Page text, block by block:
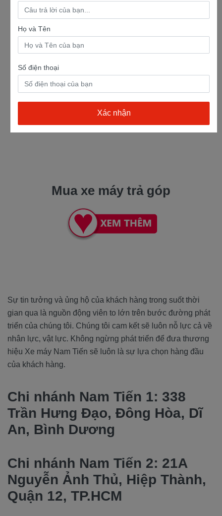
Mua xe máy trả góp
Sự tin tưởng và ủng hộ của khách hàng trong suốt thời
gian qua là nguồn động viên to lớn trên bước đường phát
triển của chúng tôi. Chúng tôi cam kết sẽ luôn nỗ lực cả về
nhân lực, vật lực. Không ngừng phát triển để đưa thương
hiệu Xe máy Nam Tiến sẽ luôn là sự lựa chọn hàng đầu
của khách hàng.
Chi nhánh Nam Tiến 1: 338
Trần Hưng Đạo, Đông Hòa, Dĩ
An, Bình Dương
Chi nhánh Nam Tiến 2: 21A
Nguyễn Ảnh Thủ, Hiệp Thành,
Quận 12, TP.HCM
Họ và Tên
Số điện thoại